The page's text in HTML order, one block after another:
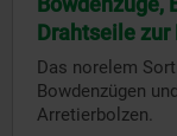
Drahtseile
Das norelem
Bowdenzügen
Arretierbolzen.